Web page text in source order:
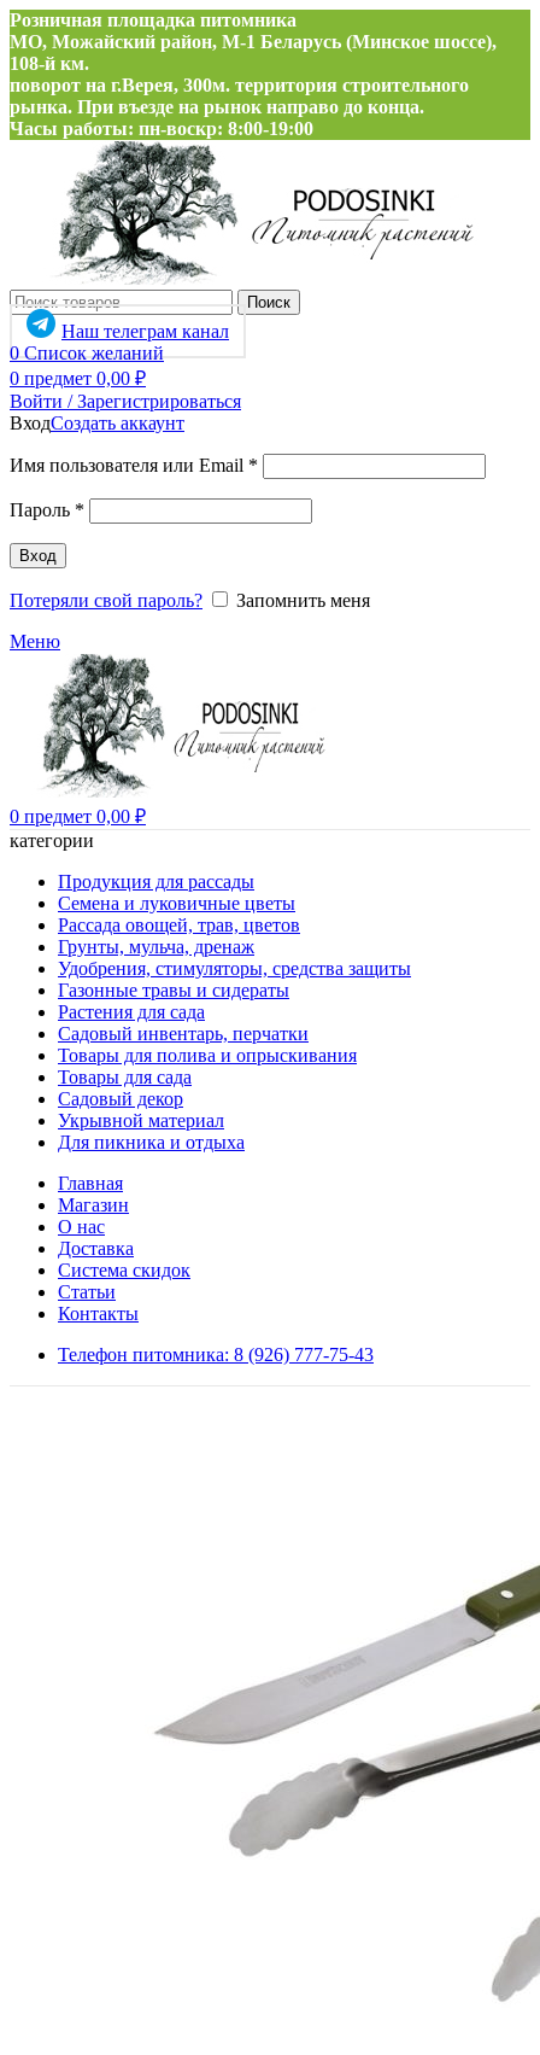
Розничная площадка питомника
МО, Можайский район, М-1 Беларусь (Минское шоссе),
108-й км.
поворот на г.Верея, 300м. территория строительного
рынка. При въезде на рынок направо до конца.
Часы работы: пн-воскр: 8:00-19:00
Поиск
Наш телеграм канал
0 Список желаний
0 предмет 0,00 ₽
Войти / Зарегистрироваться
ВходСоздать аккаунт
Имя пользователя или Email *
Пароль *
Вход
Потеряли свой пароль?
Запомнить меня
Меню
0 предмет 0,00 ₽
категории
Продукция для рассады
Семена и луковичные цветы
Рассада овощей, трав, цветов
Грунты, мульча, дренаж
Удобрения, стимуляторы, средства защиты
Газонные травы и сидераты
Растения для сада
Садовый инвентарь, перчатки
Товары для полива и опрыскивания
Товары для сада
Садовый декор
Укрывной материал
Для пикника и отдыха
Главная
Магазин
О нас
Доставка
Система скидок
Статьи
Контакты
Телефон питомника: 8 (926) 777-75-43